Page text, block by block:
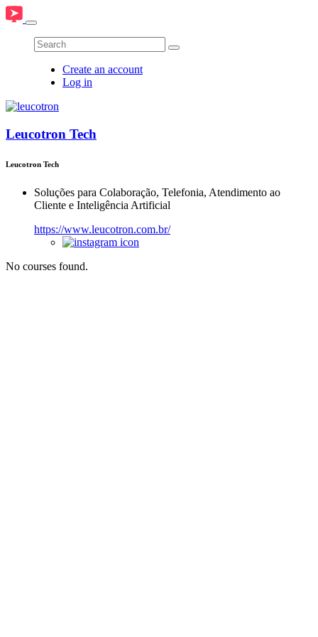
Create an account
Log in
Leucotron Tech
Leucotron Tech
Soluções para Colaboração, Telefonia, Atendimento ao
Cliente e Inteligência Artificial
https://www.leucotron.com.br/
No courses found.